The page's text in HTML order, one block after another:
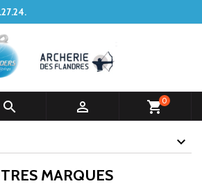
  shopping_cart0
MARQUES